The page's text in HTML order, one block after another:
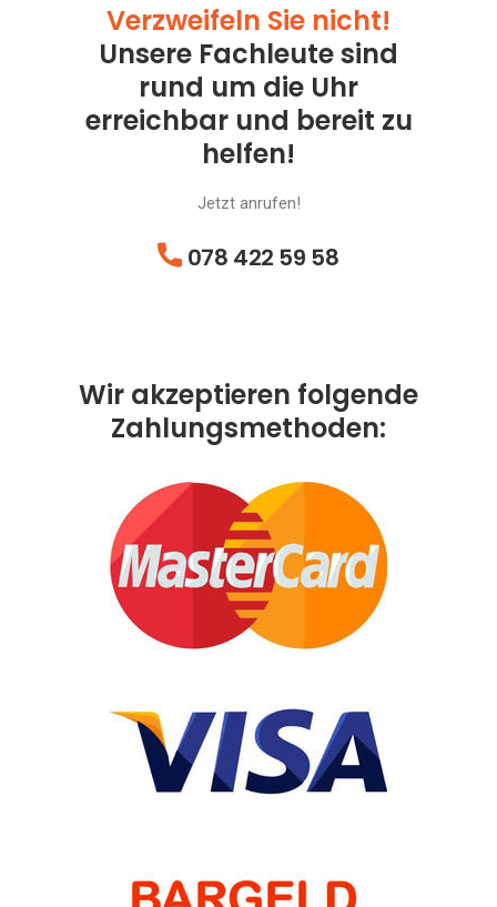
Verzweifeln Sie nicht!
Unsere Fachleute sind
rund um die Uhr
erreichbar und bereit zu
helfen!
Jetzt anrufen!
078 422 59 58
Wir akzeptieren folgende
Zahlungsmethoden: